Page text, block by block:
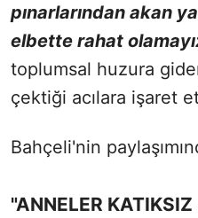
pınarlarından akan
elbette rahat
toplumsal huzura
çektiği acılara işaret
Bahçeli'nin
"ANNELER